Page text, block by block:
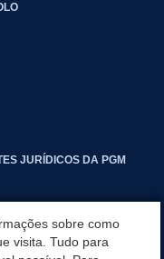
JURÍDICOS DA PGM
sobre como
visita. Tudo para